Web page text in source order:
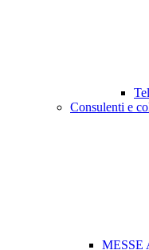
Consulenti e
MESSE